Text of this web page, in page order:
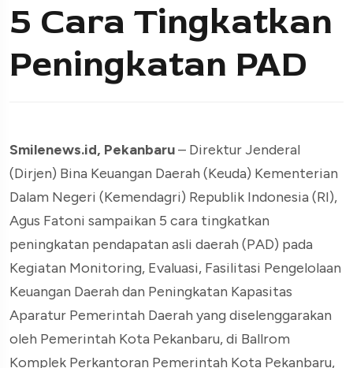
5 Cara Tingkatkan
Peningkatan PAD
Smilenews.id, Pekanbaru– Direktur Jenderal
(Dirjen) Bina Keuangan Daerah (Keuda) Kementerian
Dalam Negeri (Kemendagri) Republik Indonesia (RI),
Agus Fatoni sampaikan 5 cara tingkatkan
peningkatan pendapatan asli daerah (PAD) pada
Kegiatan Monitoring, Evaluasi, Fasilitasi Pengelolaan
Keuangan Daerah dan Peningkatan Kapasitas
Aparatur Pemerintah Daerah yang diselenggarakan
oleh Pemerintah Kota Pekanbaru, di Ballrom
Komplek Perkantoran Pemerintah Kota Pekanbaru,